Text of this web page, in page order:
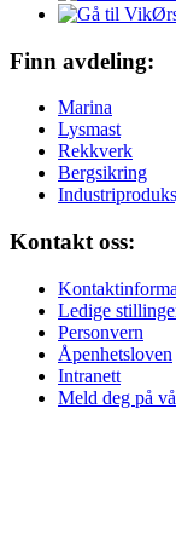
Finn avdeling:
Marina
Lysmast
Rekkverk
Bergsikring
Kontakt oss:
Ledige
Personvern
Åpenhetsloven
Intranett
Meld deg på